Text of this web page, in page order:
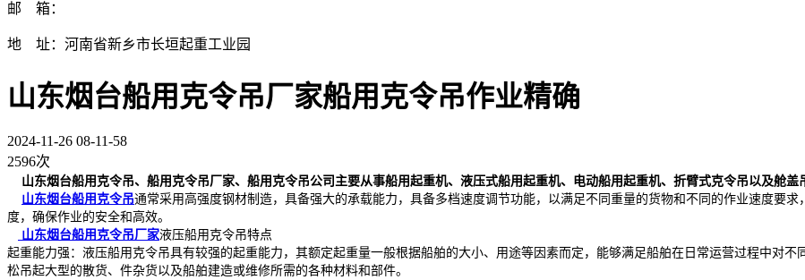
邮 箱：
地 址：河南省新乡市长垣起重工业园
山东烟台船用克令吊厂家船用克令吊作业精确
2024-11-26 08-11-58
2596次
山东烟台船用克令吊、船用克令吊厂家、船用克令吊公司主要从事船用起重机、液压式船用起重机、电动船用起重机、折臂式克令吊以及舱盖
山东烟台船用克令吊通常采用高强度钢材制造，具备强大的承载能力，具备多档速度调节功能，以满足不同重量的货物和不同的作业速度要
度，确保作业的安全和高效。
山东烟台船用克令吊厂家液压船用克令吊特点
起重能力强：液压船用克令吊具有较强的起重能力，其额定起重量一般根据船舶的大小、用途等因素而定，能够满足船舶在日常运营过程中对
松吊起大型的散货、件杂货以及船舶建造或维修所需的各种材料和部件。